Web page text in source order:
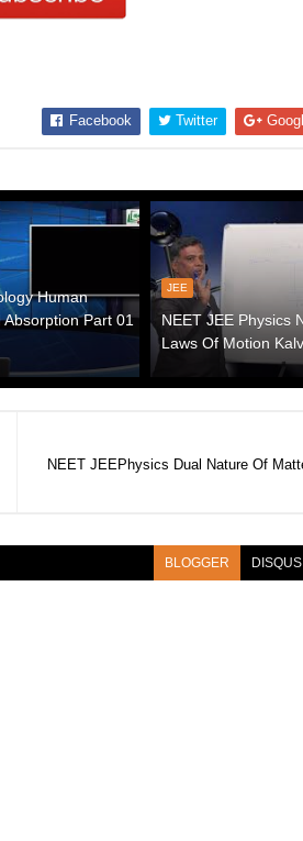
Facebook Twitter
Human
Absorption Part 01
JEE
NEET JEE Physics
Laws Of Motion
NEET JEEPhysics Dual Nature Of
BLOGGER DISQUS